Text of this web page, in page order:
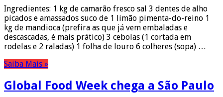
Ingredientes: 1 kg de camarão fresco sal 3 dentes de alho
picados e amassados suco de 1 limão pimenta-do-reino 1
kg de mandioca (prefira as que já vem embaladas e
descascadas, é mais prático) 3 cebolas (1 cortada em
rodelas e 2 raladas) 1 folha de louro 6 colheres (sopa) …
Saiba Mais »
Global Food Week chega a São Paulo